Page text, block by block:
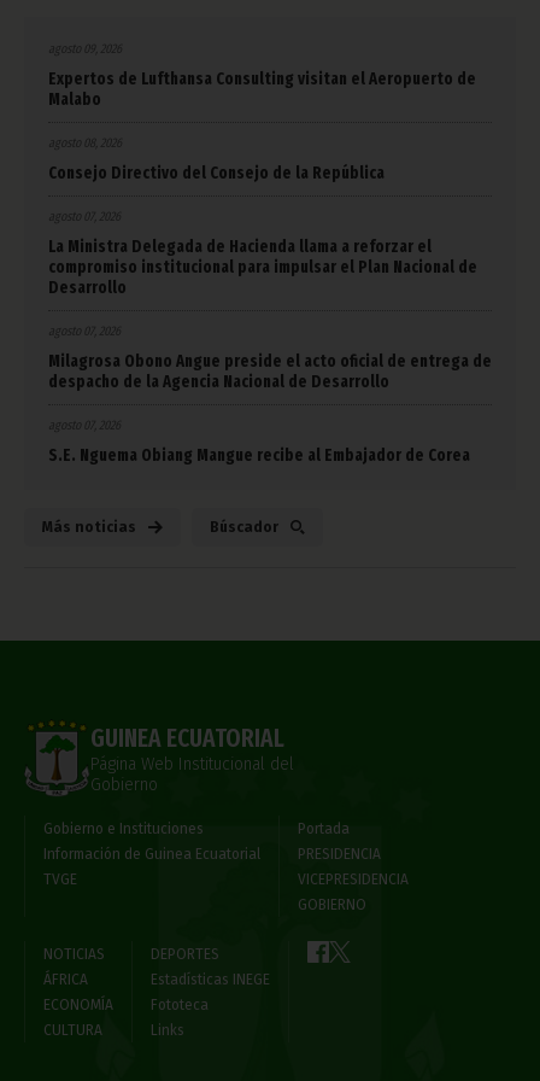
agosto 09, 2026
Expertos de Lufthansa Consulting visitan el Aeropuerto de
Malabo
Consejo Directivo del Consejo de la República
agosto 07, 2026
La Ministra Delegada de Hacienda llama a reforzar el
compromiso institucional para impulsar el Plan Nacional de
Desarrollo
agosto 07, 2026
Milagrosa Obono Angue preside el acto oficial de entrega de
despacho de la Agencia Nacional de Desarrollo
agosto 07, 2026
S.E. Nguema Obiang Mangue recibe al Embajador de Corea
Más noticias Búscador
GUINEA ECUATORIAL
Página Web Institucional del
Gobierno
Gobierno e Instituciones
Información de Guinea Ecuatorial
TVGE
Portada
PRESIDENCIA
VICEPRESIDENCIA
GOBIERNO
NOTICIAS
ÁFRICA
ECONOMÍA
CULTURA
DEPORTES
Estadísticas INEGE
Fototeca
Links